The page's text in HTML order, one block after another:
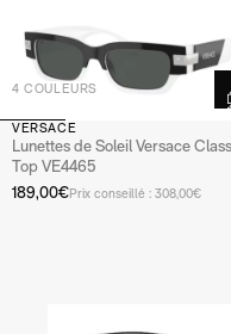
4 COULEURS
VERSACE
Lunettes de Soleil Versace
Top VE4465
189,00€Prix conseillé : 308,00€